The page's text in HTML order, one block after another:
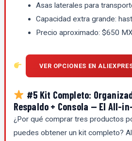
Asas laterales para
Capacidad extra grande:
Precio aproximado: $650
VER OPCIONES EN
#5 Kit Completo:
Respaldo + Consola — El All-
¿Por qué comprar tres productos
puedes obtener un kit completo?